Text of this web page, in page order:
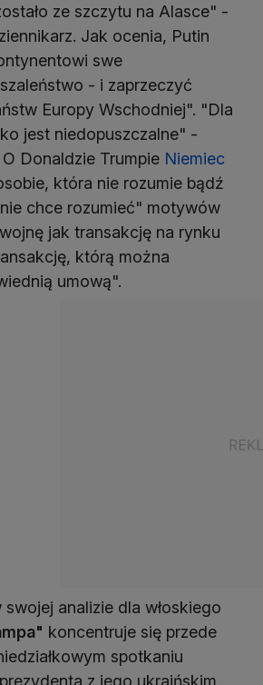
ze szczytu na Alasce" -
Jak ocenia, Putin
swe
- i zaprzeczyć
Europy Wschodniej". "Dla
jest niedopuszczalne" -
Donaldzie Trumpie Niemiec
która nie rozumie bądź
chce rozumieć" motywów
jak transakcję na rynku
którą można
umową".
analizie dla włoskiego
koncentruje się przede
spotkaniu
z jego ukraińskim